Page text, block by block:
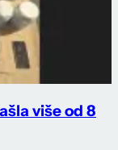
više od 8